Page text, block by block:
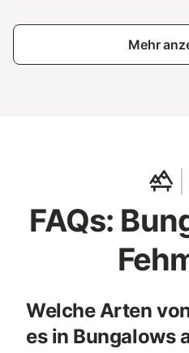
Mehr
FAQs:
Welche Arten
es in Bungalows